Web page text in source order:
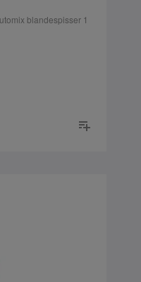
blandespisser 1